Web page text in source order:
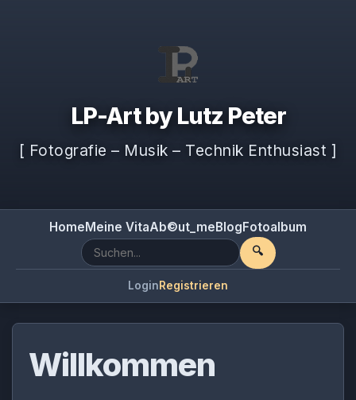
LP-Art by Lutz Peter
[ Fotografie – Musik – Technik Enthusiast ]
HomeMeine VitaAb©ut_meBlogFotoalbum
🔍
LoginRegistrieren
Willkommen